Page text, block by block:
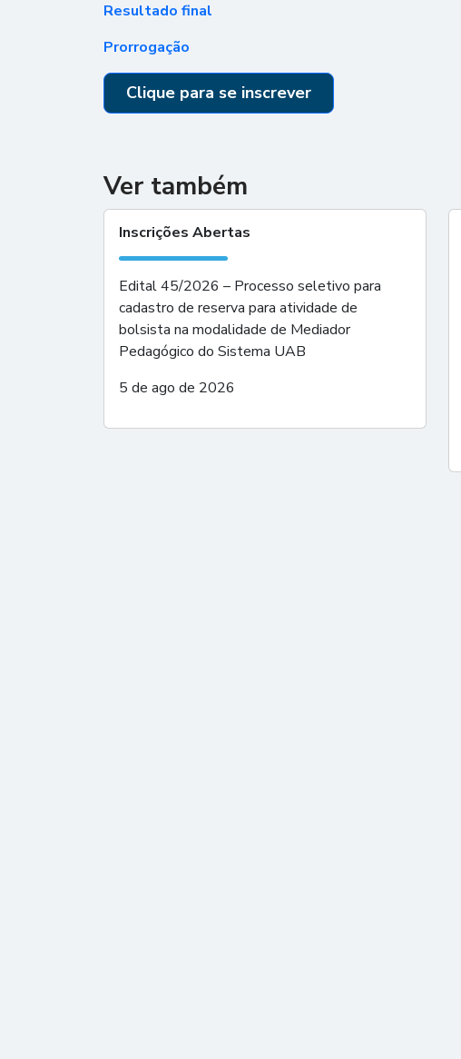
Resultado final
Prorrogação
Clique para se inscrever
Ver também
Inscrições Abertas
Edital 45/2026 – Processo seletivo para
cadastro de reserva para atividade de
bolsista na modalidade de Mediador
Pedagógico do Sistema UAB
5 de ago de 2026